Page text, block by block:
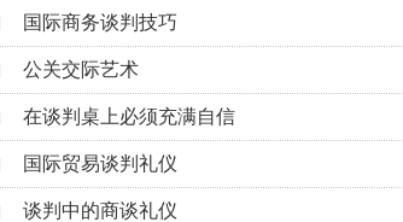
国际商务谈判技巧
公关交际艺术
在谈判桌上必须充满自信
国际贸易谈判礼仪
谈判中的商谈礼仪